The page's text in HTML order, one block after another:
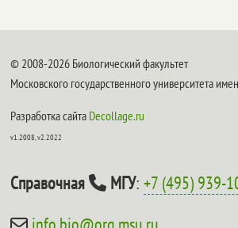
© 2008-2026 Биологический факультет
Московского государственного университета
Разработка сайта Decollage.ru
v1.2008, v2.2022
Справочная МГУ:+7 (495) 939-